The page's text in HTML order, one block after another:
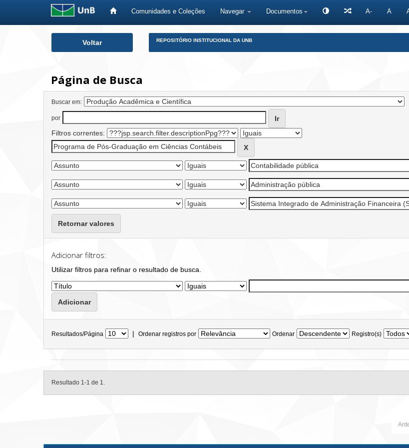
Comunidades e Coleções Navegar Documentos A- A
Voltar REPOSITÓRIO INSTITUCIONAL DA UNB
Página de Busca
Buscar em:
por
Filtros correntes:
Retornar valores
Adicionar filtros:
Utilizar filtros para refinar o resultado de busca.
Resultados/Página | Ordenar registros por Ordenar Registro(s)
Resultado 1-1 de 1.